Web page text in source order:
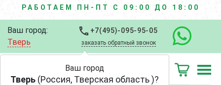
РАБОТАЕМ ПН-ПТ С 09:00 ДО 18:00
Ваш город:
Тверь
+7(495)-095-95-05
заказать обратный звонок
Ваш город
Тверь (Россия, Тверская область )?